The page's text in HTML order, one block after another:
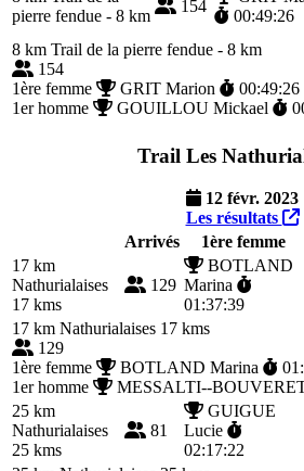
pierre fendue - 8 km
154
00:49:26
8 km Trail de la pierre fendue - 8 km
154
1ère femme
GRIT Marion
00:49:26
1er homme
GOUILLOU Mickael
Trail Les
12 févr. 2023
Les résultats
Arrivés
1ère femme
17 km
Nathurialaises
17 kms
129
BOTLAND
Marina
01:37:39
17 km Nathurialaises 17 kms
129
1ère femme
BOTLAND Marina
1er homme
MESSALTI--
25 km
Nathurialaises
25 kms
81
GUIGUE
Lucie
02:17:22